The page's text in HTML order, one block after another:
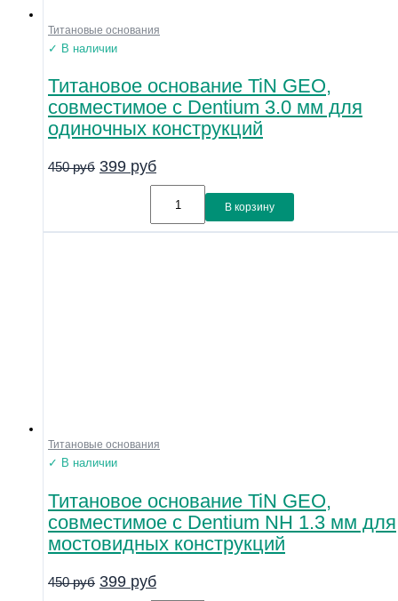
Титановые основания
✓ В наличии
Титановое основание TiN GEO,
совместимое с Dentium 3.0 мм для
одиночных конструкций
450руб 399 руб
В корзину
Титановые основания
✓ В наличии
Титановое основание TiN GEO,
совместимое с Dentium NH 1.3 мм для
мостовидных конструкций
450руб 399 руб